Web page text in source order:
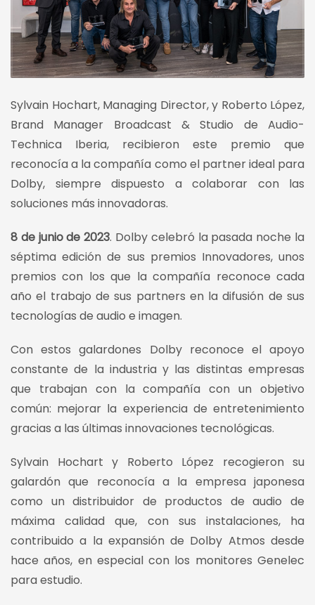
Sylvain Hochart, Managing Director, y Roberto López,
Brand Manager Broadcast & Studio de Audio-
Technica Iberia, recibieron este premio que
reconocía a la compañía como el partner ideal para
Dolby, siempre dispuesto a colaborar con las
soluciones más innovadoras.
8 de junio de 2023. Dolby celebró la pasada noche la
séptima edición de sus premios Innovadores, unos
premios con los que la compañía reconoce cada
año el trabajo de sus partners en la difusión de sus
tecnologías de audio e imagen.
Con estos galardones Dolby reconoce el apoyo
constante de la industria y las distintas empresas
que trabajan con la compañía con un objetivo
común: mejorar la experiencia de entretenimiento
gracias a las últimas innovaciones tecnológicas.
Sylvain Hochart y Roberto López recogieron su
galardón que reconocía a la empresa japonesa
como un distribuidor de productos de audio de
máxima calidad que, con sus instalaciones, ha
contribuido a la expansión de Dolby Atmos desde
hace años, en especial con los monitores Genelec
para estudio.